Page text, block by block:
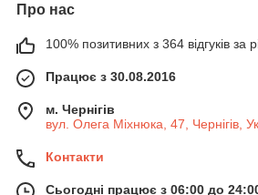
Про нас
100% позитивних з 364 відгуків за
Працює з 30.08.2016
м. Чернігів
вул. Олега Міхнюка, 47, Чернігів,
Контакти
Сьогодні працює з 06:00 до